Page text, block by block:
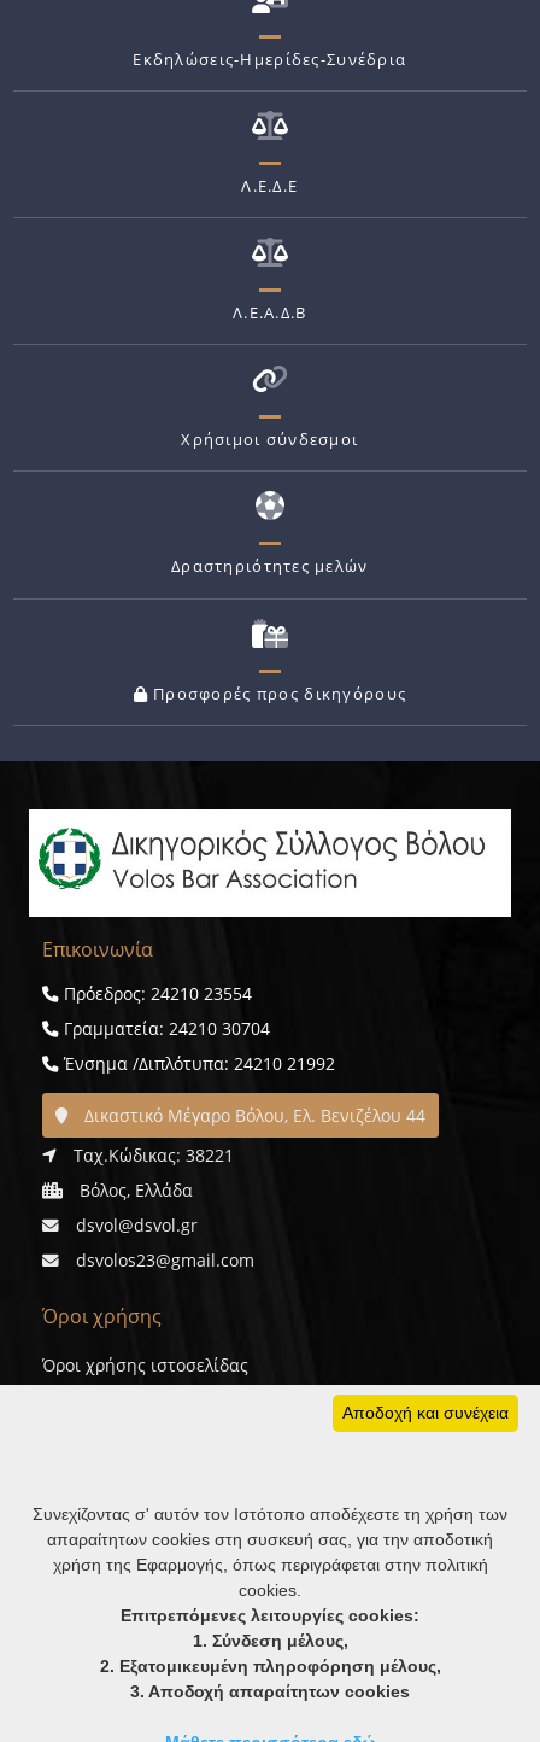
Εκδηλώσεις-Ημερίδες-Συνέδρια
Λ.Ε.Δ.Ε
Λ.Ε.Α.Δ.Β
Χρήσιμοι σύνδεσμοι
Δραστηριότητες μελών
Προσφορές προς δικηγόρους
Επικοινωνία
Πρόεδρος: 24210 23554
Γραμματεία: 24210 30704
Ένσημα /Διπλότυπα: 24210 21992
Δικαστικό Μέγαρο Βόλου, Ελ. Βενιζέλου 44
Ταχ.Κώδικας: 38221
Βόλος, Ελλάδα
dsvol@dsvol.gr
dsvolos23@gmail.com
Όροι χρήσης
Όροι χρήσης ιστοσελίδας
ΑΚΟΛΟΥΘΗΣΤΕ ΜΑΣ
Αποδοχή και συνέχεια
Συνεχίζοντας σ' αυτόν τον Ιστότοπο αποδέχεστε τη χρήση των
απαραίτητων cookies στη συσκευή σας, για την αποδοτική
χρήση της Εφαρμογής, όπως περιγράφεται στην πολιτική
cookies.
Επιτρεπόμενες λειτουργίες cookies:
1. Σύνδεση μέλους,
2. Εξατομικευμένη πληροφόρηση μέλους,
3. Αποδοχή απαραίτητων cookies